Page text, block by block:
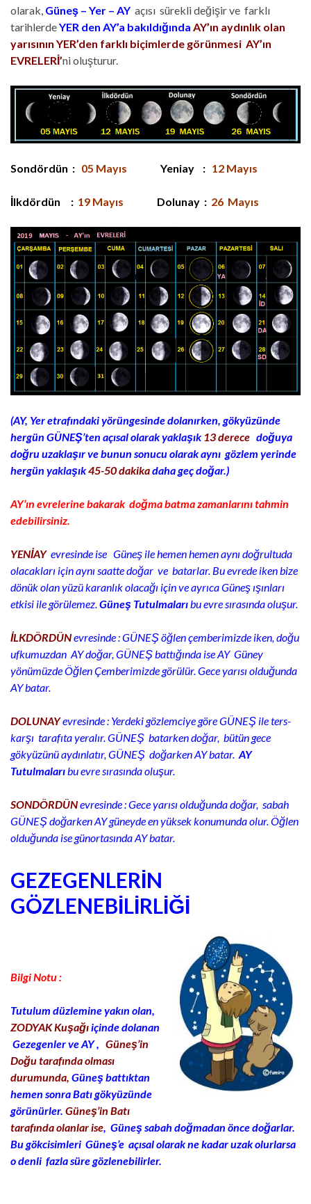
olarak, Güneş – Yer – AY açısı sürekli değişir ve farklı
tarihlerdeYER den AY’a bakıldığında AY’ın aydınlık olan
yarısının YER’den farklı biçimlerde görünmesi AY’ın
EVRELERİ’ni oluşturur.
Sondördün : 05 Mayıs Yeniay : 12 Mayıs
İlkdördün : 19 Mayıs Dolunay : 26 Mayıs
(AY, Yer etrafındaki yörüngesinde dolanırken, gökyüzünde
hergün GÜNEŞ’ten açısal olarak yaklaşık 13 derece doğuya
doğru uzaklaşır ve bunun sonucu olarak aynı gözlem yerinde
hergün yaklaşık45-50 dakikadaha geç doğar.)
AY’ın evrelerine bakarak doğma batma zamanlarını tahmin
edebilirsiniz.
YENİAY evresinde ise Güneş ile hemen hemen aynı doğrultuda
olacakları için aynı saatte doğar ve batarlar. Bu evrede iken bize
dönük olan yüzü karanlık olacağı için ve ayrıca Güneş ışınları
etkisi ile görülemez. Güneş Tutulmaları bu evre sırasında oluşur.
İLKDÖRDÜNevresinde : GÜNEŞ öğlen çemberimizde iken, doğu
ufkumuzdan AY doğar, GÜNEŞ battığında ise AY Güney
yönümüzde Öğlen Çemberimizde görülür. Gece yarısı olduğunda
AY batar.
DOLUNAYevresinde : Yerdeki gözlemciye göre GÜNEŞ ile ters-
karşı tarafıta yeralır. GÜNEŞ batarken doğar, bütün gece
gökyüzünü aydınlatır, GÜNEŞ doğarken AY batar. AY
Tutulmaları bu evre sırasında oluşur.
SONDÖRDÜNevresinde : Gece yarısı olduğunda doğar, sabah
GÜNEŞ doğarken AY güneyde en yüksek konumunda olur. Öğlen
olduğunda ise günortasında AY batar.
GEZEGENLERİN
GÖZLENEBİLİRLİĞİ
Bilgi Notu :
Tutulum düzlemine yakın olan,
ZODYAK Kuşağıiçinde dolanan
Gezegenler ve AY , Güneş’in
Doğu tarafında olması
durumunda, Güneş battıktan
hemen sonra Batı gökyüzünde
görünürler. Güneş’in Batı
tarafında olanlar ise, Güneş sabah doğmadan önce doğarlar.
Bu gökcisimleri Güneş’e açısal olarak ne kadar uzak olurlarsa
o denli fazla süre gözlenebilirler.